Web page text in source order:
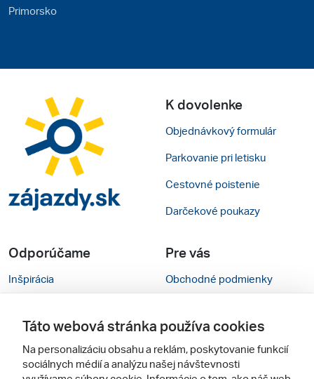
Primorsko
K dovolenke
Objednávkový formulár
Parkovanie pri letisku
Cestovné poistenie
Darčekové poukazy
Odporúčame
Inšpirácia
Cestovné kancelárie
Zájezdy.cz
Pre vás
Obchodné podmienky
Nastavenie cookies
Verzia webu pre PC
Táto webová stránka používa cookies
Na personalizáciu obsahu a reklám, poskytovanie funkcií
sociálnych médií a analýzu našej návštevnosti